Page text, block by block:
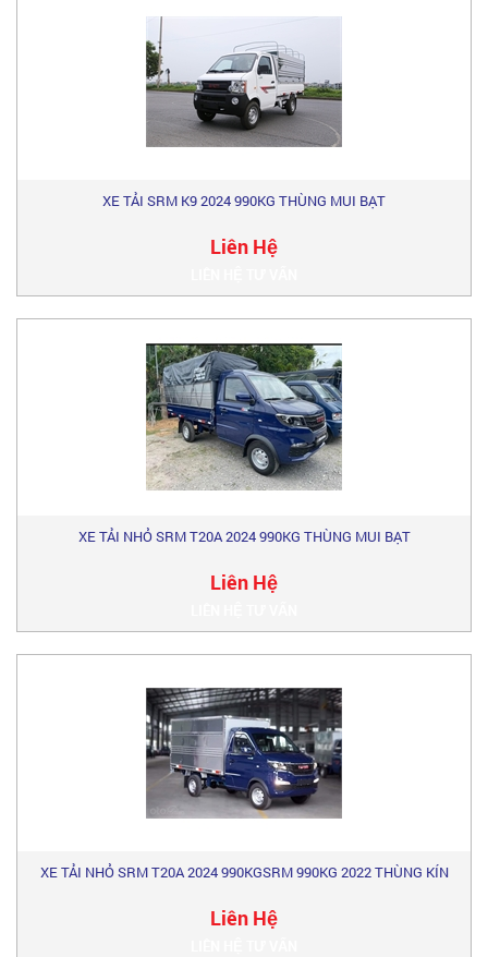
XE TẢI SRM K9 2024 990KG THÙNG MUI BẠT
Liên Hệ
XE TẢI NHỎ SRM T20A 2024 990KG THÙNG MUI BẠT
Liên Hệ
XE TẢI NHỎ SRM T20A 2024 990KGSRM 990KG 2022 THÙNG KÍN
Liên Hệ